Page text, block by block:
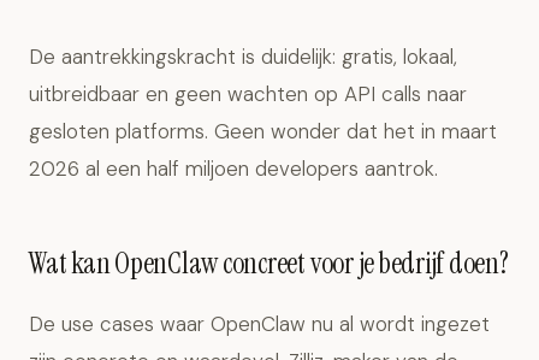
De aantrekkingskracht is duidelijk: gratis, lokaal,
uitbreidbaar en geen wachten op API calls naar
gesloten platforms. Geen wonder dat het in maart
2026 al een half miljoen developers aantrok.
Wat kan OpenClaw concreet voor je bedrijf doen?
De use cases waar OpenClaw nu al wordt ingezet